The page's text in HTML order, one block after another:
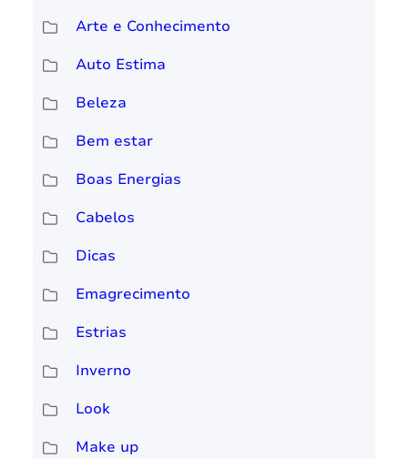
Arte e Conhecimento
Auto Estima
Beleza
Bem estar
Boas Energias
Cabelos
Dicas
Emagrecimento
Estrias
Inverno
Look
Make up